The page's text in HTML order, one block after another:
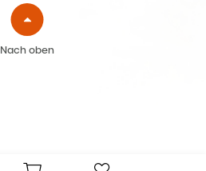
Nach oben